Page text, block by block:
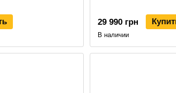
работы. Это практичная категория
Частным мастерам — для ремонта
домашней мастерской.
29 990 грн
В наличии